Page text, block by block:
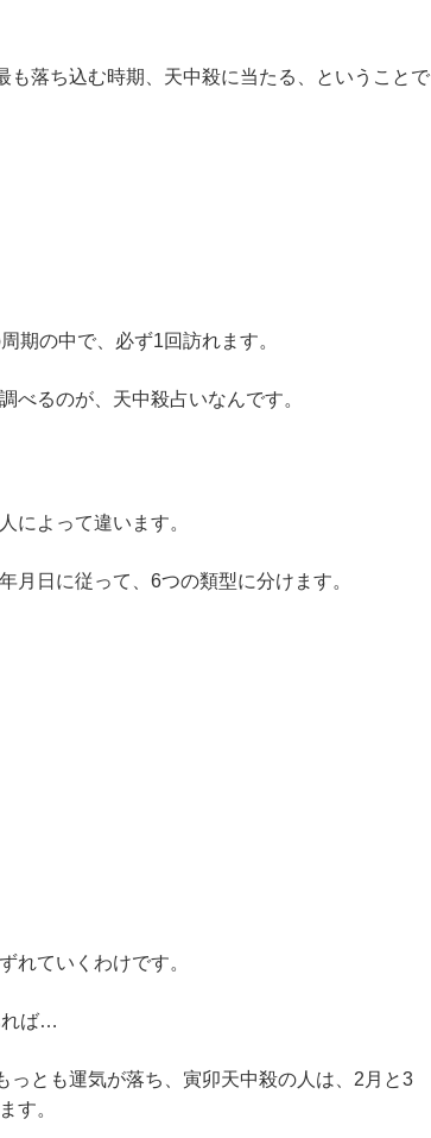
も落ち込む時期、天中殺に当たる、ということで
期の中で、必ず1回訪れます。
べるのが、天中殺占いなんです。
によって違います。
月日に従って、6つの類型に分けます。
れていくわけです。
れば…
っとも運気が落ち、寅卯天中殺の人は、2月と3
す。